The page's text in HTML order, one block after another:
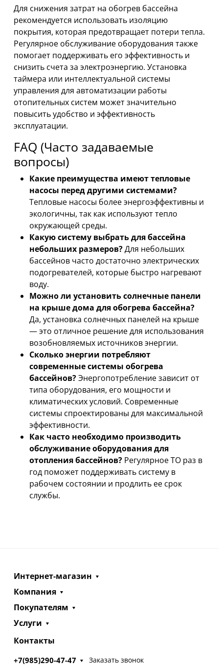
Для снижения затрат на обогрев бассейна
рекомендуется использовать изоляцию
покрытия, которая предотвращает потери тепла.
Регулярное обслуживание оборудования также
помогает поддерживать его эффективность и
снизить счета за электроэнергию. Установка
таймера или интеллектуальной системы
управления для автоматизации работы
отопительных систем может значительно
повысить удобство и эффективность
эксплуатации.
FAQ (Часто задаваемые
вопросы)
Какие преимущества имеют тепловые
насосы перед другими системами?
Тепловые насосы более энергоэффективны и
экологичны, так как используют тепло
окружающей среды.
Какую систему выбрать для бассейна
небольших размеров?Для небольших
бассейнов часто достаточно электрических
подогревателей, которые быстро нагревают
воду.
Можно ли установить солнечные панели
на крыше дома для обогрева бассейна?
Да, установка солнечных панелей на крыше
— это отличное решение для использования
возобновляемых источников энергии.
Сколько энергии потребляют
современные системы обогрева
бассейнов?Энергопотребление зависит от
типа оборудования, его мощности и
климатических условий. Современные
системы спроектированы для максимальной
эффективности.
Как часто необходимо производить
обслуживание оборудования для
отопления бассейнов? Регулярное ТО раз в
год поможет поддерживать систему в
рабочем состоянии и продлить ее срок
службы.
Интернет-магазин
Компания
Покупателям
Услуги
Контакты
+7(985)290-47-47 Заказать звонок